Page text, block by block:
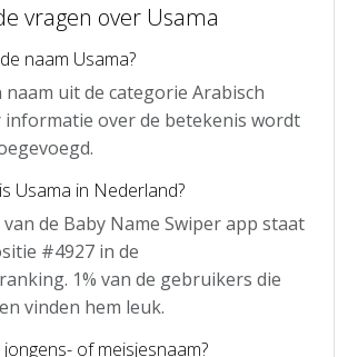
vragen over Usama
naam Usama?
naam uit de categorie Arabisch
informatie over de betekenis wordt
Usama in Nederland?
de Baby Name Swiper app staat
#4927 in de
1% van de gebruikers die
vinden hem leuk.
of meisjesnaam?